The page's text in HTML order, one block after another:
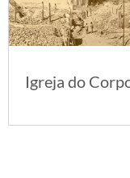
Igreja do